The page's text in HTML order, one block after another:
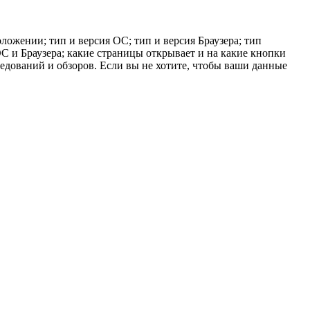
тип и версия ОС; тип и версия Браузера; тип
и Браузера; какие страницы открывает и на какие кнопки
и обзоров. Если вы не хотите, чтобы ваши данные